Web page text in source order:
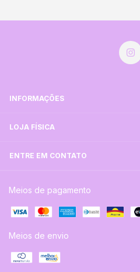
INFORMAÇÕES
LOJA FÍSICA
ENTRE EM CONTATO
Meios de pagamento
Meios de envio